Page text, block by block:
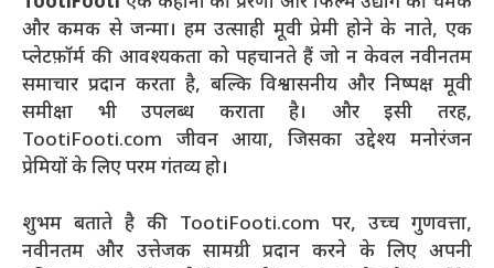
और कमक से जन्मा। हम उत्साही मूवी प्रेमी होने के नाते, एक
प्लेटफ़ॉर्म की आवश्यकता को पहचानते हैं जो न केवल नवीनतम
समाचार प्रदान करता है, बल्कि विश्वासनीय और निष्पक्ष मूवी
समीक्षा भी उपलब्ध कराता है। और इसी तरह,
TootiFooti.com जीवन आया, जिसका उद्देश्य मनोरंजन
प्रेमियों के लिए परम गंतव्य हो।
शुभम बताते है की TootiFooti.com पर, उच्च गुणवत्ता,
नवीनतम और उत्तेजक सामग्री प्रदान करने के लिए अपनी